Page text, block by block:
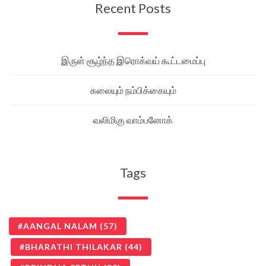
Recent Posts
இருள் சூழ்ந்த இரொக்வய் கூட்டமைப்பு
கலையும் நம்பிக்கையும்
வலிமிகு வாம்பனோக்
Tags
AANGAL NALAM (57)
BHARATHI THILAKAR (44)